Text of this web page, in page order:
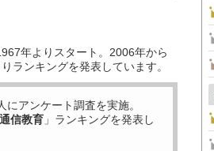
年よりスタート。2006年から
ランキングを発表しています。
にアンケート調査を実施。
信教育 」ランキングを発表し